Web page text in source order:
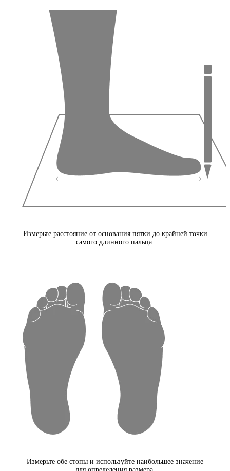
Измерьте расстояние от основания пятки до крайней точки
самого длинного пальца.
Измерьте обе стопы и используйте наибольшее значение